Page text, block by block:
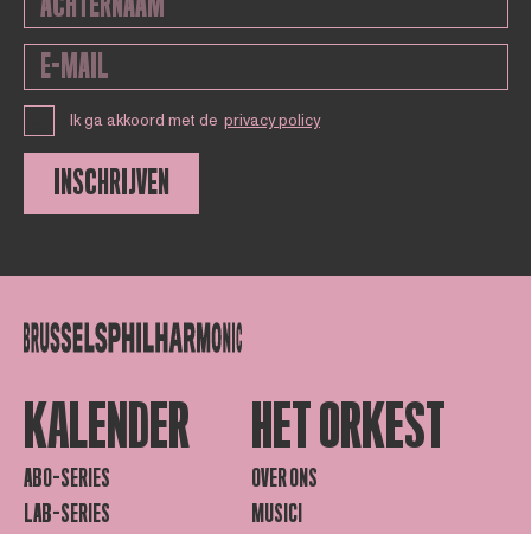
Ik ga akkoord met de privacy policy
INSCHRIJVEN
KALENDER
ABO-SERIES
LAB-SERIES
HET ORKEST
OVER ONS
MUSICI